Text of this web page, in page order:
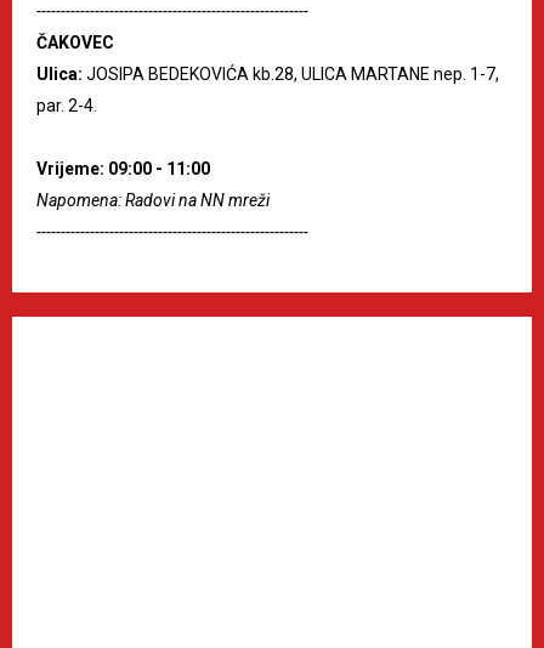
--------------------------------------------------------
ČAKOVEC
Ulica: JOSIPA BEDEKOVIĆA kb.28, ULICA MARTANE nep. 1-7,
par. 2-4.
Vrijeme: 09:00 - 11:00
Napomena: Radovi na NN mreži
--------------------------------------------------------